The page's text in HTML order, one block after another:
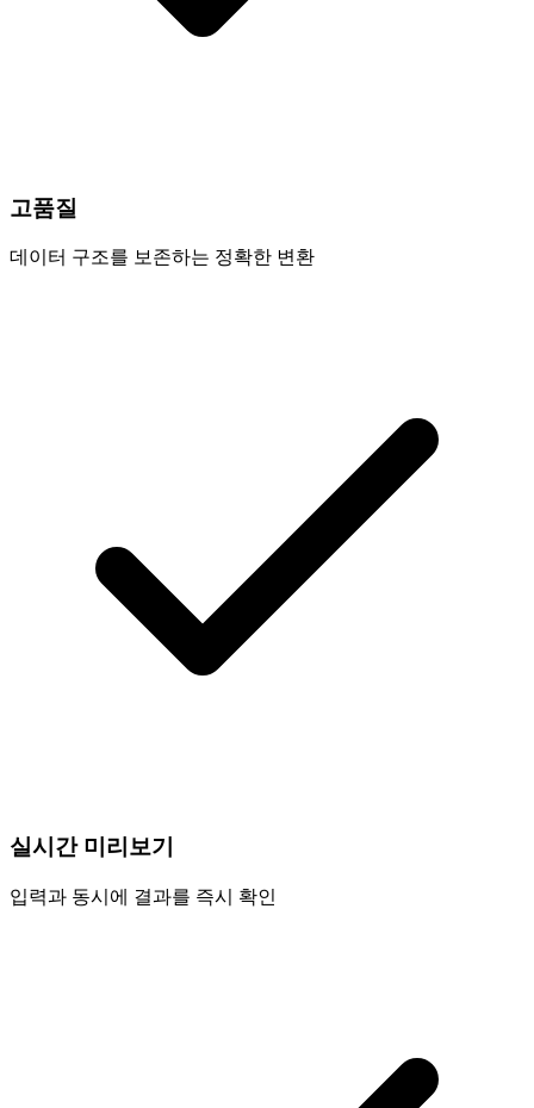
고품질
데이터 구조를 보존하는 정확한 변환
실시간 미리보기
입력과 동시에 결과를 즉시 확인